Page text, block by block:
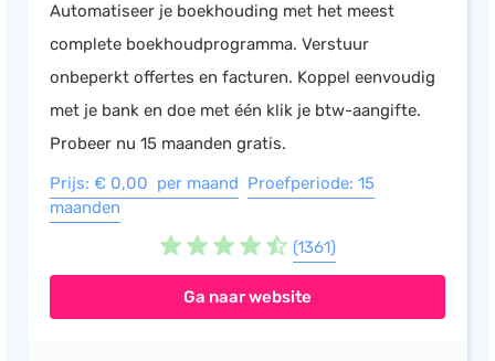
Helpdesk
Automatiseer je boekhouding met het meest
complete boekhoudprogramma. Verstuur
onbeperkt offertes en facturen. Koppel eenvoudig
met je bank en doe met één klik je btw-aangifte.
Probeer nu 15 maanden gratis.
Prijs: € 0,00 per maand Proefperiode: 15
maanden
(1361)
Ga naar website